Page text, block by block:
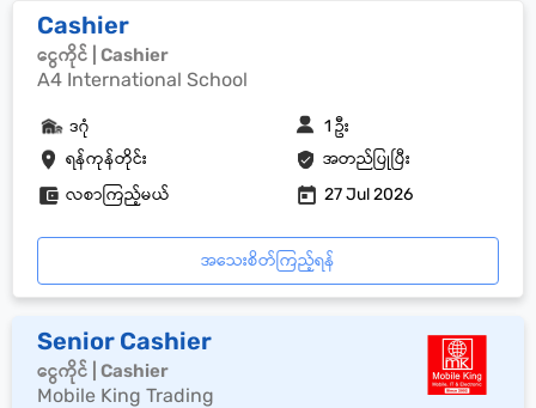
Cashier
ငွေကိုင် | Cashier
A4 International School
ရန်ကုန်တိုင်း အတည်ပြုပြီး
ဒဂုံ 1 ဦး
လစာကြည့်မယ် 27 Jul 2026
အသေးစိတ်ကြည့်ရန်
Senior Cashier
ငွေကိုင် | Cashier
Mobile King Trading